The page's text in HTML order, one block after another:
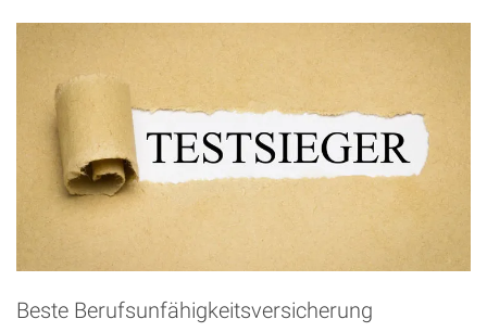
Beste Berufsunfähigkeitsversicherung